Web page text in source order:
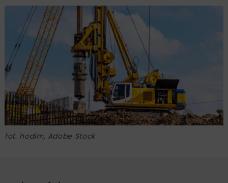
fot. hodim, Adobe Stock